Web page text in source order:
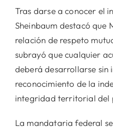
Tras darse a conocer el
Sheinbaum destacó que
relación de respeto
subrayó que cualquier
deberá desarrollarse sin
reconocimiento de la
integridad territorial del
La mandataria federal